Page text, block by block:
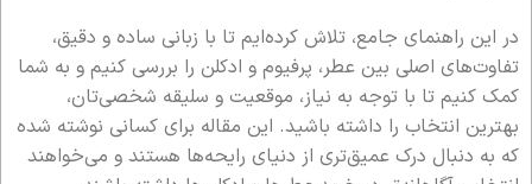
در این راهنمای جامع، تلاش کرده‌ایم تا با زبانی ساده و دقیق،
تفاوت‌های اصلی بین عطر، پرفیوم و ادکلن را بررسی کنیم و به شما
کمک کنیم تا با توجه به نیاز، موقعیت و سلیقه شخصی‌تان،
بهترین انتخاب را داشته باشید. این مقاله برای کسانی نوشته شده
که به دنبال درک عمیق‌تری از دنیای رایحه‌ها هستند و می‌خواهند